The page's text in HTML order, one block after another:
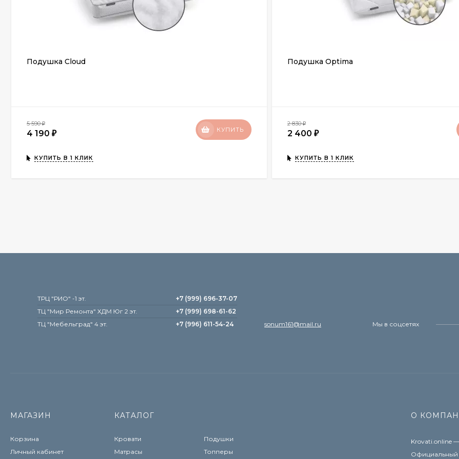
Подушка Cloud
5 590₽
4 190 ₽
КУПИТЬ
КУПИТЬ В 1 КЛИК
Подушка Optima
2 830₽
2 400 ₽
КУПИТЬ В 1 КЛИК
TРЦ "РИО" -1 эт.
+7 (999) 696-37-07
ТЦ "Мир Ремонта" ХДМ Юг 2 эт.
+7 (999) 698-61-62
TЦ "Мебельград" 4 эт.
+7 (996) 611-54-24 sonum161@mail.ru Мы в соцсетях
МАГАЗИН
Корзина
Личный кабинет
КАТАЛОГ
Кровати
Матрасы
Подушки
Топперы
О
Krovati.online
Официальный